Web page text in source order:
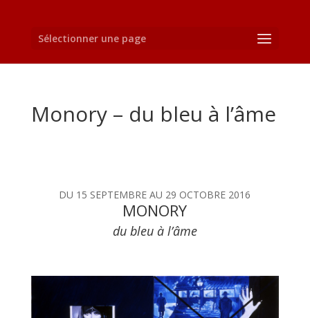
Sélectionner une page
Monory – du bleu à l’âme
DU 15 SEPTEMBRE AU 29 OCTOBRE 2016
MONORY
du bleu à l’âme